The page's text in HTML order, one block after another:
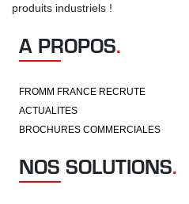
produits industriels !
A PROPOS.
FROMM FRANCE RECRUTE
ACTUALITES
BROCHURES COMMERCIALES
NOS SOLUTIONS.